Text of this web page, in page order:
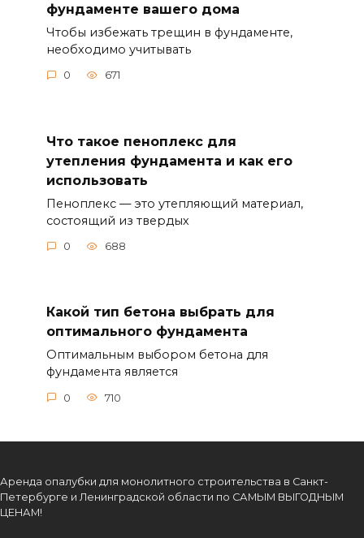
фундаменте вашего дома
Чтобы избежать трещин в фундаменте,
необходимо учитывать
0 671
Что такое пеноплекс для
утепления фундамента и как его
использовать
Пеноплекс — это утепляющий материал,
состоящий из твердых
0 688
Какой тип бетона выбрать для
оптимального фундамента
Оптимальным выбором бетона для
фундамента является
0 710
Аренда опалубки для монолитного строительства в Санкт-
Петербурге и Ленинградской области по САМЫМ ВЫГОДНЫМ
ЦЕНАМ!